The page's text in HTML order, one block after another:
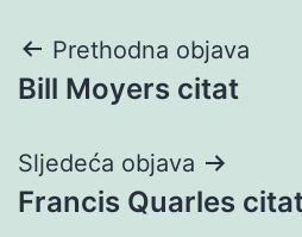
Navigacija
objava
Prethodna objava
Bill Moyers citat
Sljedeća objava
Francis Quarles citat